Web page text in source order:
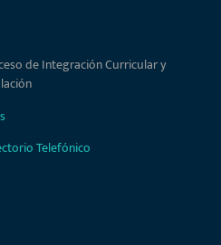
de Integración Curricular y
Telefónico